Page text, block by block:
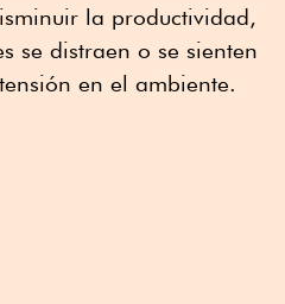
la productividad,
se distraen o se sienten
en el ambiente.